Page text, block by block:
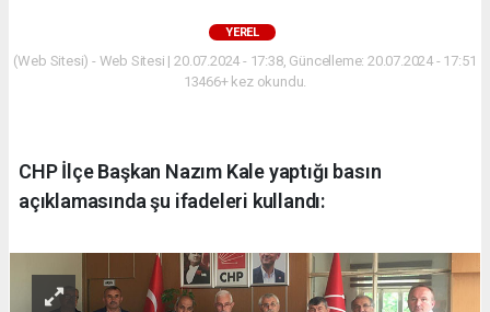
YEREL
(Web Sitesi) - Web Sitesi | 20.07.2024 - 17:38, Güncelleme: 20.07.2024 - 17:51
13466+ kez okundu.
CHP İlçe Başkan Nazım Kale yaptığı basın
açıklamasında şu ifadeleri kullandı: